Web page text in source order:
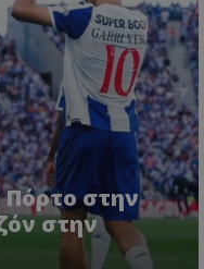
στην
στην